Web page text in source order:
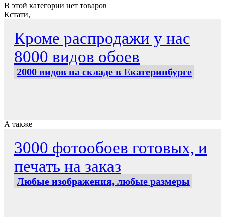
В этой категории нет товаров
Кстати,
Кроме распродажи у нас
8000 видов обоев
2000 видов на складе в Екатеринбурге
А также
3000 фотообоев готовых, и
печать на заказ
Любые изображения, любые размеры